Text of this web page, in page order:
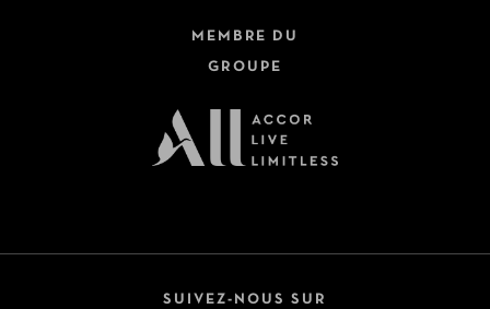
MEMBRE DU
GROUPE
SUIVEZ-NOUS SUR